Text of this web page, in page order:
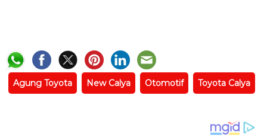
Agung Toyota New Calya Otomotif Toyota Calya